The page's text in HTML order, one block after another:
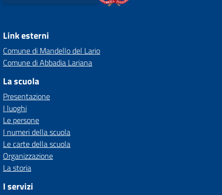
Link esterni
Comune di Mandello del Lario
Comune di Abbadia Lariana
La scuola
Presentazione
I luoghi
Le persone
I numeri della scuola
Le carte della scuola
Organizzazione
La storia
I servizi